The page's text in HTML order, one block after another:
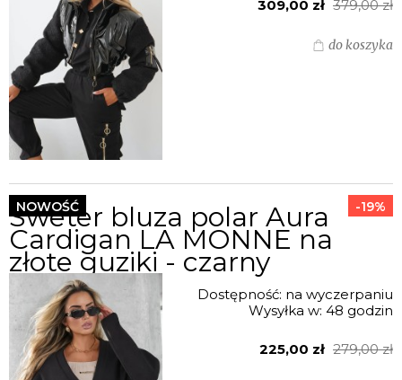
309,00 zł 379,00 zł
do koszyka
Sweter bluza polar Aura
Cardigan LA MONNE na
złote guziki - czarny
Dostępność: na wyczerpaniu
Wysyłka w: 48 godzin
225,00 zł 279,00 zł
-19%
NOWOŚĆ